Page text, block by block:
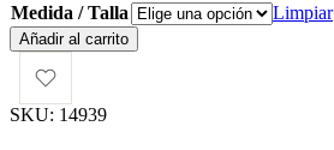
Medida / Talla
Limpiar
Mes
Demoiselles
Pantalón
Solar
cantidad
Añadir al carrito
SKU: 14939